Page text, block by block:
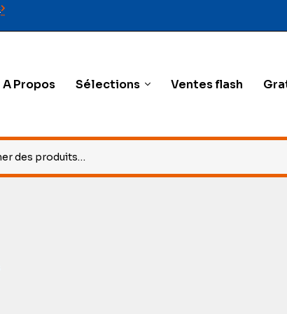
A Propos Sélections Ventes flash